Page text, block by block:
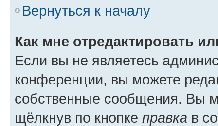
Вернуться к началу
Как мне отредактировать
Если вы не являетесь
конференции, вы можете
собственные сообщения. Вы
щёлкнув по кнопке правка в